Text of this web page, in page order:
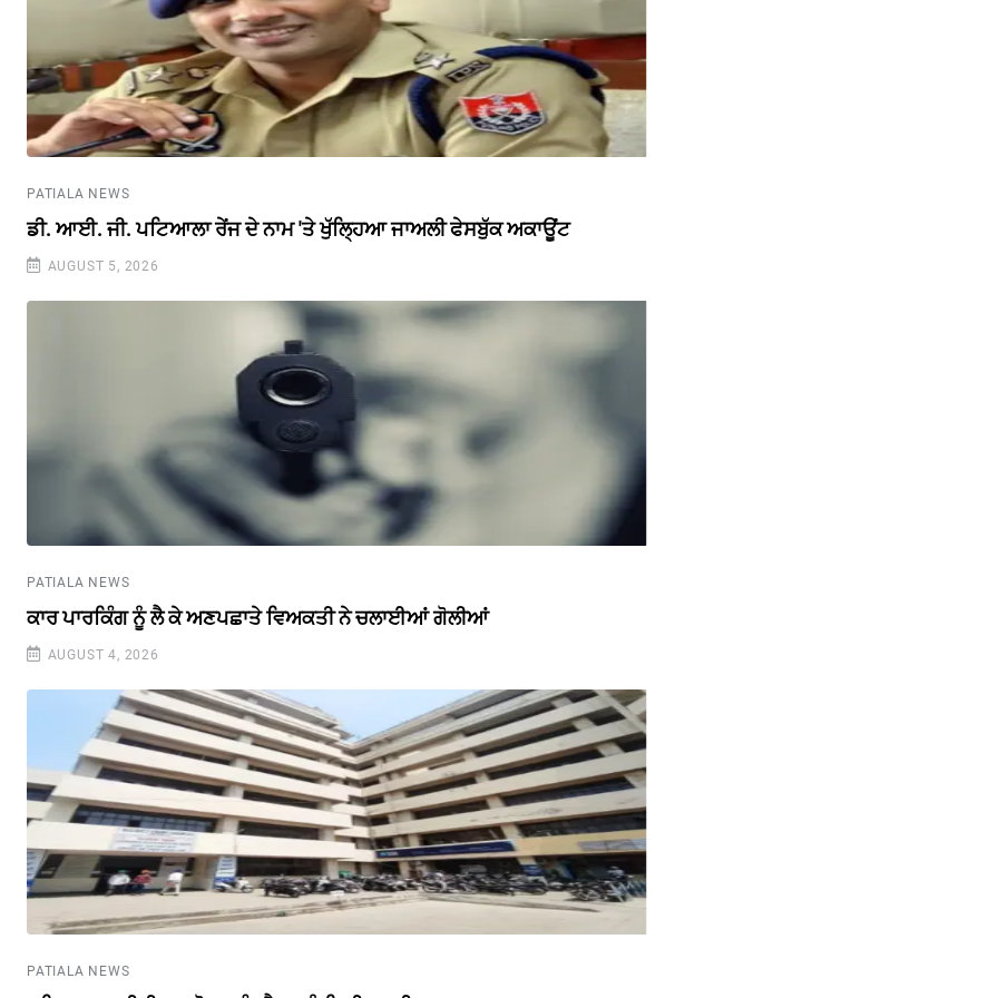
PATIALA NEWS
ਡੀ. ਆਈ. ਜੀ. ਪਟਿਆਲਾ ਰੇਂਜ ਦੇ ਨਾਮ 'ਤੇ ਖੁੱਲ੍ਹਿਆ ਜਾਅਲੀ ਫੇਸਬੁੱਕ ਅਕਾਊਂਟ
AUGUST 5, 2026
PATIALA NEWS
ਕਾਰ ਪਾਰਕਿੰਗ ਨੂੰ ਲੈ ਕੇ ਅਣਪਛਾਤੇ ਵਿਅਕਤੀ ਨੇ ਚਲਾਈਆਂ ਗੋਲੀਆਂ
AUGUST 4, 2026
PATIALA NEWS